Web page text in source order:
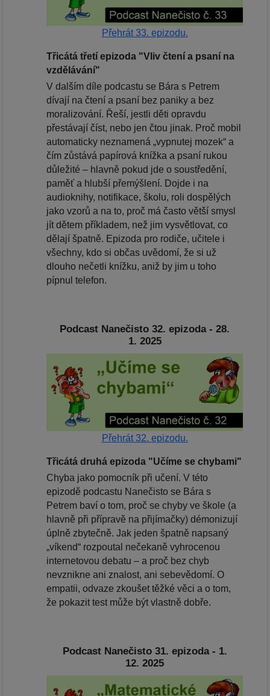
Přehrát 33. epizodu.
Třicátá třetí epizoda "Vliv čtení a psaní na
vzdělávání"
V dalším díle podcastu se Bára s Petrem
dívají na čtení a psaní bez paniky a bez
moralizování. Řeší, jestli děti opravdu
přestávají číst, nebo jen čtou jinak. Proč mobil
automaticky neznamená „vypnutej mozek“ a
čím zůstává papírová knížka a psaní rukou
důležité – hlavně pokud jde o soustředění,
paměť a hlubší přemýšlení. Dojde i na
audioknihy, notifikace, školu, roli dospělých
jako vzorů a na to, proč má často větší smysl
jít dětem příkladem, než jim vysvětlovat, co
dělají špatně. Epizoda pro rodiče, učitele i
všechny, kdo si občas uvědomí, že si už
dlouho nečetli knížku, aniž by jim u toho
pípnul telefon.
Podcast Nanečisto 32. epizoda - 28.
1. 2025
Přehrát 32. epizodu.
Třicátá druhá epizoda "Učíme se chybami"
Chyba jako pomocník při učení. V této
epizodě podcastu Nanečisto se Bára s
Petrem baví o tom, proč se chyby ve škole (a
hlavně při přípravě na přijímačky) démonizují
úplně zbytečně. Jak jeden špatně napsaný
„víkend“ rozpoutal nečekaně vyhrocenou
internetovou debatu – a proč bez chyb
nevznikne ani znalost, ani sebevědomí. O
empatii, odvaze zkoušet těžké věci a o tom,
že pokazit test může být vlastně dobře.
Podcast Nanečisto 31. epizoda - 1.
12. 2025